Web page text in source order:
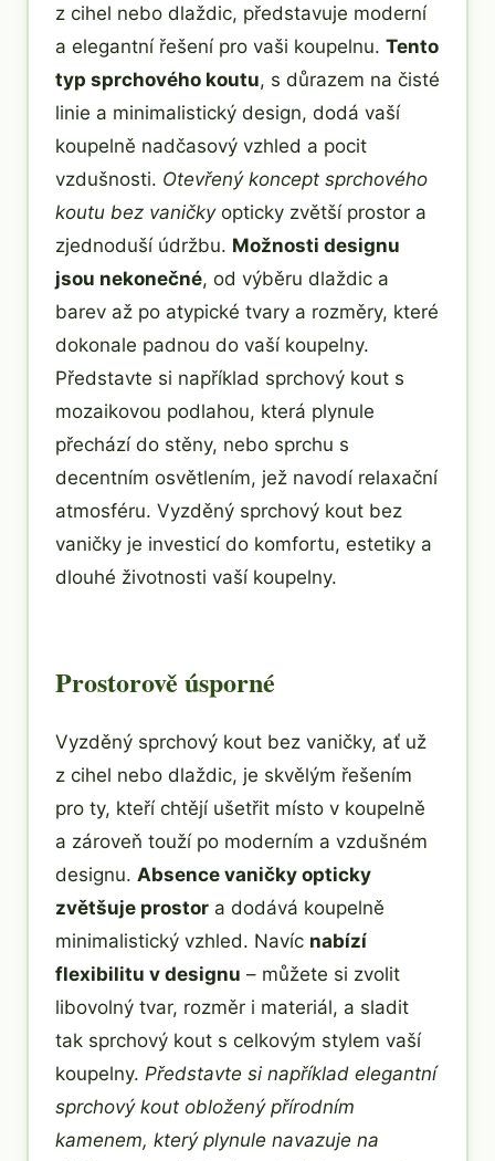
z cihel nebo dlaždic, představuje moderní
a elegantní řešení pro vaši koupelnu. Tento
typ sprchového koutu, s důrazem na čisté
linie a minimalistický design, dodá vaší
koupelně nadčasový vzhled a pocit
vzdušnosti. Otevřený koncept sprchového
koutu bez vaničkyopticky zvětší prostor a
zjednoduší údržbu. Možnosti designu
jsou nekonečné, od výběru dlaždic a
barev až po atypické tvary a rozměry, které
dokonale padnou do vaší koupelny.
Představte si například sprchový kout s
mozaikovou podlahou, která plynule
přechází do stěny, nebo sprchu s
decentním osvětlením, jež navodí relaxační
atmosféru. Vyzděný sprchový kout bez
vaničky je investicí do komfortu, estetiky a
dlouhé životnosti vaší koupelny.
Prostorově úsporné
Vyzděný sprchový kout bez vaničky, ať už
z cihel nebo dlaždic, je skvělým řešením
pro ty, kteří chtějí ušetřit místo v koupelně
a zároveň touží po moderním a vzdušném
designu. Absence vaničky opticky
zvětšuje prostor a dodává koupelně
minimalistický vzhled. Navíc nabízí
flexibilitu v designu – můžete si zvolit
libovolný tvar, rozměr i materiál, a sladit
tak sprchový kout s celkovým stylem vaší
koupelny. Představte si například elegantní
sprchový kout obložený přírodním
kamenem, který plynule navazuje na